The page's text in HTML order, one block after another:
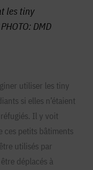
les tiny
DMD
utiliser les tiny
si elles n’étaient
Il y voit
ces petits bâtiments
utilisés par
déplacés à